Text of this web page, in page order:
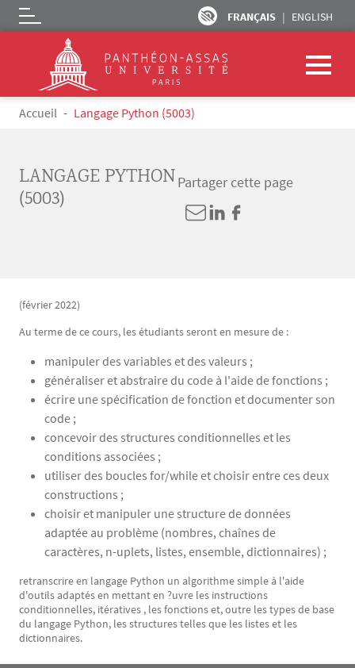
Aller au contenu principal
FRANÇAIS ENGLISH
Logo
Fil d'Ariane
Accueil Langage Python (5003)
LANGAGE PYTHON
(5003)
Partager cette page
(février 2022)
Au terme de ce cours, les étudiants seront en mesure de :
manipuler des variables et des valeurs ;
généraliser et abstraire du code à l'aide de fonctions ;
écrire une spécification de fonction et documenter son
code ;
concevoir des structures conditionnelles et les
conditions associées ;
utiliser des boucles for/while et choisir entre ces deux
constructions ;
choisir et manipuler une structure de données
adaptée au problème (nombres, chaînes de
caractères, n-uplets, listes, ensemble, dictionnaires) ;
retranscrire en langage Python un algorithme simple à l'aide
d'outils adaptés en mettant en ?uvre les instructions
conditionnelles, itératives , les fonctions et, outre les types de base
du langage Python, les structures telles que les listes et les
dictionnaires.